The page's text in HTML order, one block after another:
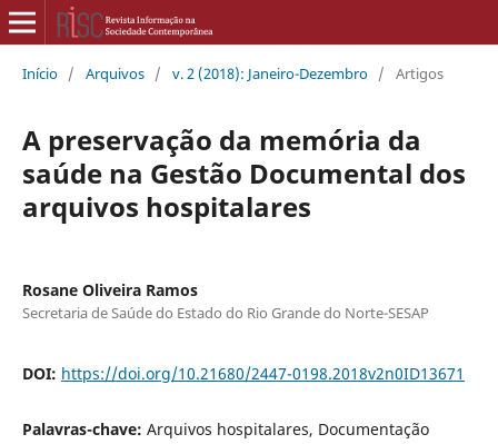
Início / Arquivos / v. 2 (2018): Janeiro-Dezembro / Artigos
A preservação da memória da
saúde na Gestão Documental dos
arquivos hospitalares
Rosane Oliveira Ramos
Secretaria de Saúde do Estado do Rio Grande do Norte-SESAP
DOI: https://doi.org/10.21680/2447-0198.2018v2n0ID13671
Palavras-chave: Arquivos hospitalares, Documentação